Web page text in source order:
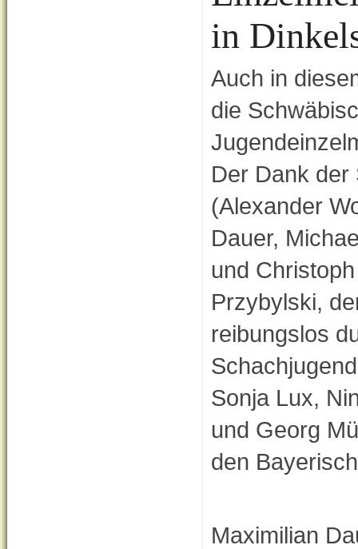
in
Auch in
die
Der Dank der
(Alexander
Dauer,
und
Przybylski,
reibungslos
Sonja Lux,
und Georg
den
Maximilian